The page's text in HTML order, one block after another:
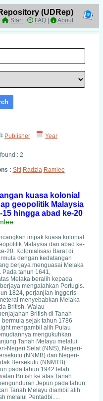
(UDRep)
Start| FAQ About
Publisher Year
: 2
: Siti Radzia Ramlee
kuasa kolonial
geopolitik Malaysia
hingga abad ke-20
impak kuasa kolonial
Malaysia dari abad ke-
20. Kolonialisasi Barat di
dengan kedatangan
berjaya menguasai Melaka
Pada tahun 1641,
Melaka beralih kepada
mengalahkan Portugis.
1824, perjanjian Inggeris-
menyebabkan Melaka
British. Walau
British di Tanah
bermula sejak tahun 1786
mengambil alih Pulau
mengukuhkan
Tanah Melayu melalui
Negeri Selat (NNS), Negeri-
(NNMB) dan Negeri-
Bersekutu (NNMTB).
pada tahun 1942 telah
British ke atas Tanah
Jepun pada tahun
Tanah Melayu diambil alih
melalui Pentadbi.....